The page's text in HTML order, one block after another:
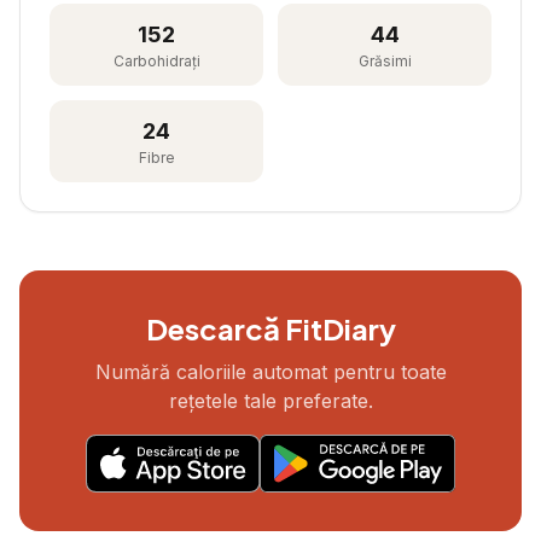
152
Carbohidrați
44
Grăsimi
24
Fibre
Descarcă FitDiary
Numără caloriile automat pentru toate
rețetele tale preferate.